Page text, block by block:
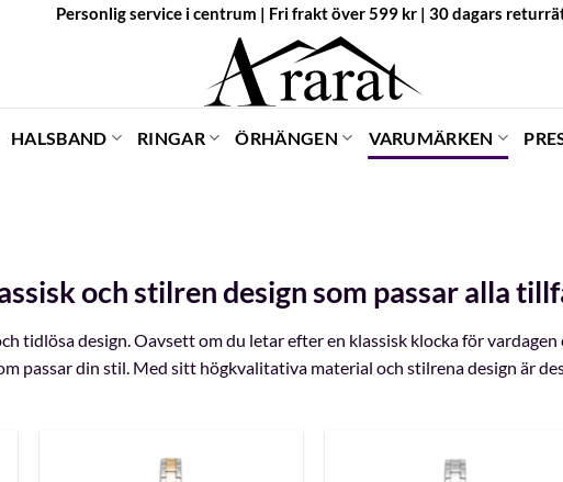
Personlig service i centrum | Fri frakt över 599 kr | 30 dagars
HALSBAND RINGAR ÖRHÄNGEN VARUMÄRKEN
och stilren design som passar alla
tidlösa design. Oavsett om du letar efter en klassisk klocka för
passar din stil. Med sitt högkvalitativa material och stilrena design är